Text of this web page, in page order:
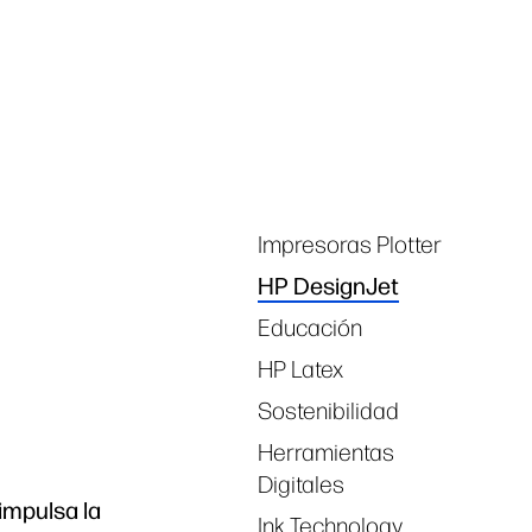
Impresoras Plotter
HP DesignJet
Educación
HP Latex
Sostenibilidad
Herramientas
Digitales
Ink Technology
la